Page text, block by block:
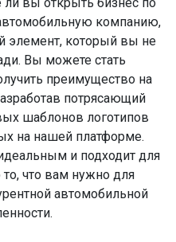
компанию,
элемент, который вы не
Вы можете стать
преимущество на
потрясающий
шаблонов логотипов
на нашей платформе.
и подходит для
что вам нужно для
автомобильной